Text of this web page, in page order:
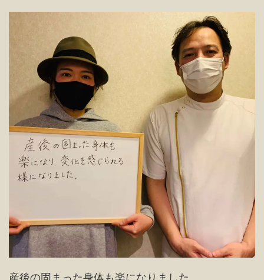
産後の固まった身体も楽になりました